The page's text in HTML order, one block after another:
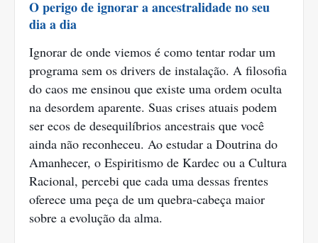
O perigo de ignorar a ancestralidade no seu
dia a dia
Ignorar de onde viemos é como tentar rodar um
programa sem os drivers de instalação. A filosofia
do caos me ensinou que existe uma ordem oculta
na desordem aparente. Suas crises atuais podem
ser ecos de desequilíbrios ancestrais que você
ainda não reconheceu. Ao estudar a Doutrina do
Amanhecer, o Espiritismo de Kardec ou a Cultura
Racional, percebi que cada uma dessas frentes
oferece uma peça de um quebra-cabeça maior
sobre a evolução da alma.